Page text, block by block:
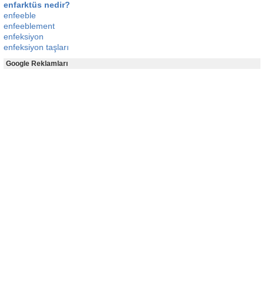
enfarktüs nedir?
enfeeble
enfeeblement
enfeksiyon
enfeksiyon taşları
Google Reklamları